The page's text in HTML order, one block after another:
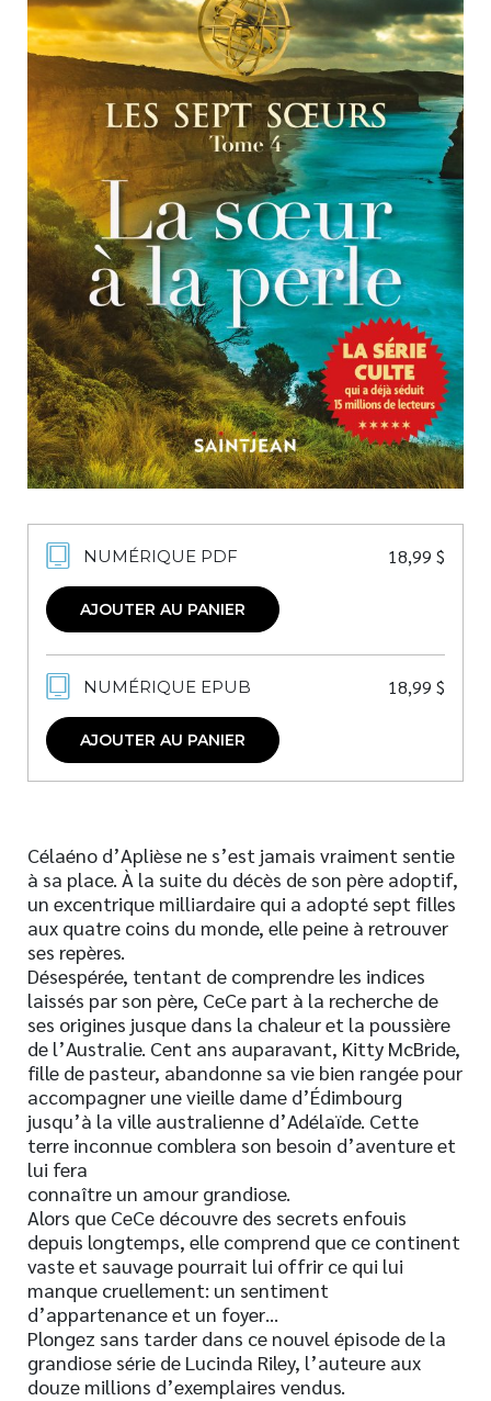
Nouveautés
Numérique
Livres audio
Meilleurs vendeurs
Page vedette
AUTEURS
À PROPOS
CONTACT
NUMÉRIQUE PDF 18,99 $
AJOUTER AU PANIER
NUMÉRIQUE EPUB 18,99 $
AJOUTER AU PANIER
Célaéno d’Aplièse ne s’est jamais vraiment sentie
à sa place. À la suite du décès de son père adoptif,
un excentrique milliardaire qui a adopté sept filles
aux quatre coins du monde, elle peine à retrouver
ses repères.
Désespérée, tentant de comprendre les indices
laissés par son père, CeCe part à la recherche de
ses origines jusque dans la chaleur et la poussière
de l’Australie. Cent ans auparavant, Kitty McBride,
fille de pasteur, abandonne sa vie bien rangée pour
accompagner une vieille dame d’Édimbourg
jusqu’à la ville australienne d’Adélaïde. Cette
terre inconnue comblera son besoin d’aventure et
lui fera
connaître un amour grandiose.
Alors que CeCe découvre des secrets enfouis
depuis longtemps, elle comprend que ce continent
vaste et sauvage pourrait lui offrir ce qui lui
manque cruellement: un sentiment
d’appartenance et un foyer…
Plongez sans tarder dans ce nouvel épisode de la
grandiose série de Lucinda Riley, l’auteure aux
douze millions d’exemplaires vendus.